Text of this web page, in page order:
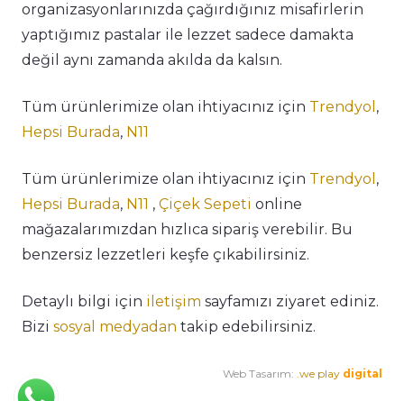
organizasyonlarınızda çağırdığınız misafirlerin
yaptığımız pastalar ile lezzet sadece damakta
değil aynı zamanda akılda da kalsın.
Tüm ürünlerimize olan ihtiyacınız için Trendyol ,
Hepsi Burada, N11
Tüm ürünlerimize olan ihtiyacınız için Trendyol ,
Hepsi Burada, N11 , Çiçek Sepeti online
mağazalarımızdan hızlıca sipariş verebilir. Bu
benzersiz lezzetleri keşfe çıkabilirsiniz.
Detaylı bilgi için iletişim sayfamızı ziyaret ediniz.
Bizi sosyal medyadan takip edebilirsiniz.
Web Tasarım: .we play digital